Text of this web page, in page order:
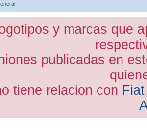
y marcas que
publicadas en
tiene relacion con